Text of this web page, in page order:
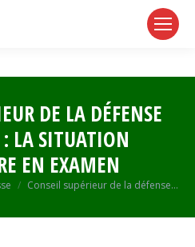
DE LA DÉFENSE
LA SITUATION
EN EXAMEN
Conseil supérieur de la défense…